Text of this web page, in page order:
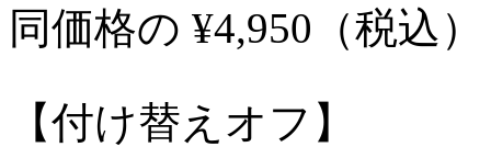
同価格の ¥4,950（税込
【付け替えオフ】